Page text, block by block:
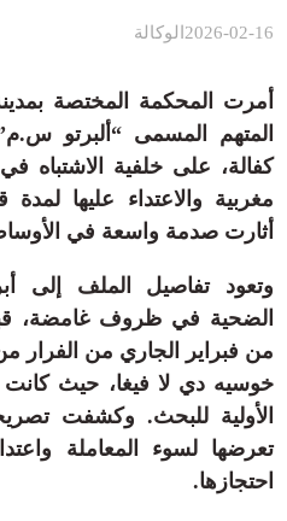
الوكالة2026-02-16
أمرت المحكمة المختصة
المتهم المسمى “ألبرتو
كفالة، على خلفية الاشتباه
مغربية والاعتداء عليها
أثارت صدمة واسعة في الأوساط
الضحية في ظروف غامضة،
من فبراير الجاري من الفرار
خوسيه دي لا فيغا، حيث
الأولية للبحث. وكشفت
تعرضها لسوء المعاملة
احتجازها.